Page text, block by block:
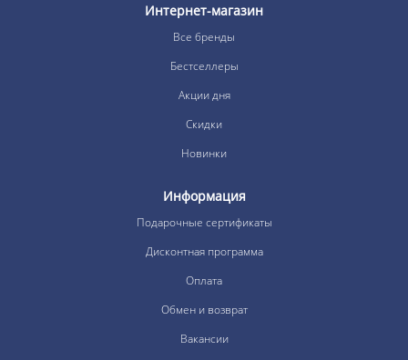
Интернет-магазин
Все бренды
Бестселлеры
Акции дня
Скидки
Новинки
Информация
Подарочные сертификаты
Дисконтная программа
Оплата
Обмен и возврат
Вакансии